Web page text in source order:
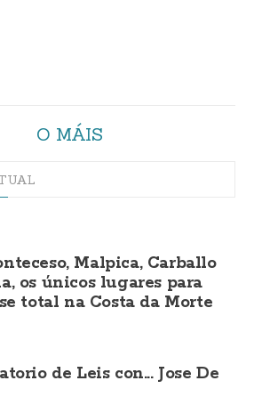
O MÁIS
Malpica, Carballo
os únicos lugares para
total na Costa da Morte
de Leis con... Jose De